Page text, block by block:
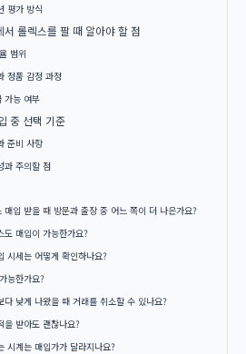
평가 방식
롤렉스를 팔 때 알아야 할 점
범위
정품 감정 과정
가능 여부
중 선택 기준
준비 사항
과 주의할 점
매입 받을 때 방문과 출장 중 어느 쪽이 더 나은가요?
도 매입이 가능한가요?
시세는 어떻게 확인하나요?
능한가요?
다 낮게 나왔을 때 거래를 취소할 수 있나요?
을 받아도 괜찮나요?
시계는 매입가가 달라지나요?